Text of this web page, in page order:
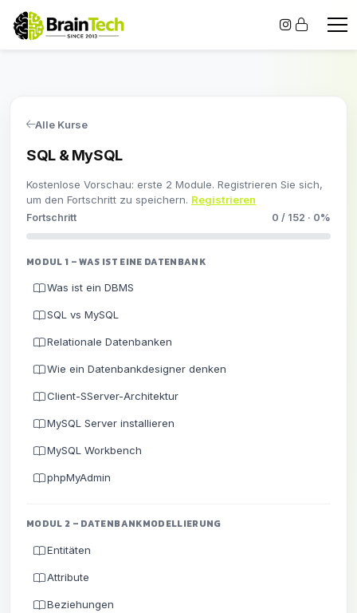
Alle Kurse
SQL & MySQL
Kostenlose Vorschau: erste 2 Module. Registrieren Sie sich,
um den Fortschritt zu speichern. Registrieren
Fortschritt 0 / 152 · 0%
MODUL 1 – WAS IST EINE DATENBANK
Was ist ein DBMS
SQL vs MySQL
Relationale Datenbanken
Wie ein Datenbankdesigner denken
Client-SServer-Architektur
MySQL Server installieren
MySQL Workbench
phpMyAdmin
MODUL 2 – DATENBANKMODELLIERUNG
Entitäten
Attribute
Beziehungen